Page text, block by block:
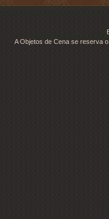
A Objetos de Cena se reserva